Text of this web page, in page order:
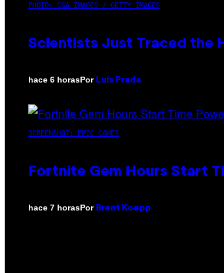
PHOTO: CSA IMAGES / GETTY IMAGES
Scientists Just Traced the
hace 6 horasPor Luis Prada
SCREENSHOT: EPIC GAMES
Fortnite Gem Hours Start
hace 7 horasPor Brent Koepp